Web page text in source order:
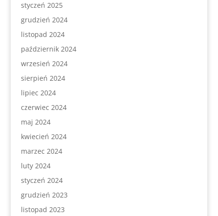
styczeń 2025
grudzień 2024
listopad 2024
październik 2024
wrzesień 2024
sierpień 2024
lipiec 2024
czerwiec 2024
maj 2024
kwiecień 2024
marzec 2024
luty 2024
styczeń 2024
grudzień 2023
listopad 2023